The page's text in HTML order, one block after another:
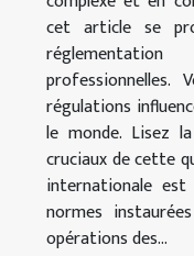
cet article se
professionnelles.
régulations
le monde. Lisez
cruciaux de cette
internationale
normes
opérations des...